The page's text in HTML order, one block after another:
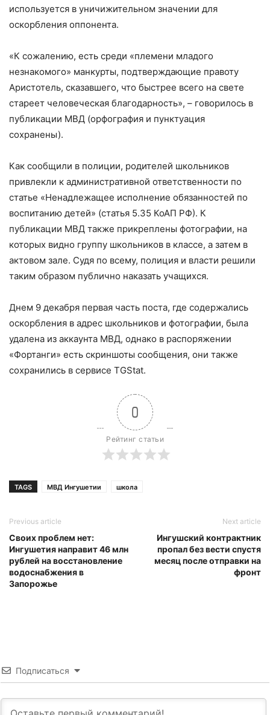
используется в уничижительном значении для
оскорбления оппонента.
«К сожалению, есть среди «племени младого
незнакомого» манкурты, подтверждающие правоту
Аристотель, сказавшего, что быстрее всего на свете
стареет человеческая благодарность», – говорилось в
публикации МВД (орфография и пунктуация
сохранены).
Как сообщили в полиции, родителей школьников
привлекли к административной ответственности по
статье «Ненадлежащее исполнение обязанностей по
воспитанию детей» (статья 5.35 КоАП РФ). К
публикации МВД также прикреплены фотографии, на
которых видно группу школьников в классе, а затем в
актовом зале. Судя по всему, полиция и власти решили
таким образом публично наказать учащихся.
Днем 9 декабря первая часть поста, где содержались
оскорбления в адрес школьников и фотографии, была
удалена из аккаунта МВД, однако в распоряжении
«Фортанги» есть скриншоты сообщения, они также
сохранились в сервисе TGStat.
0
Рейтинг статьи
TAGS МВД Ингушетии школа
Previous article
Своих проблем нет:
Ингушетия направит 46 млн
рублей на восстановление
водоснабжения в
Запорожье
Next article
Ингушский контрактник
пропал без вести спустя
месяц после отправки на
фронт
Подписаться